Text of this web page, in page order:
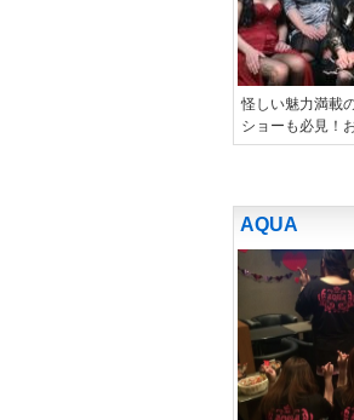
怪しい魅力満載
ショーも必見！
AQUA